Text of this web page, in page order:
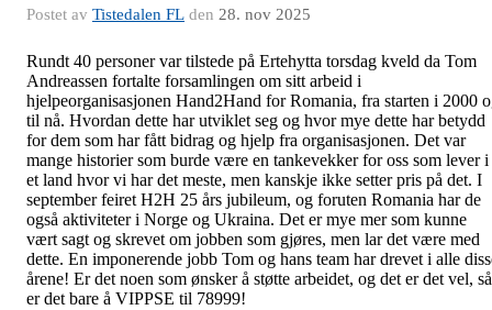
Postet av Tistedalen FL den 28. nov 2025
Rundt 40 personer var tilstede på Ertehytta torsdag kveld da Tom
Andreassen fortalte forsamlingen om sitt arbeid i
hjelpeorganisasjonen Hand2Hand for Romania, fra starten i 2000
til nå. Hvordan dette har utviklet seg og hvor mye dette har betydd
for dem som har fått bidrag og hjelp fra organisasjonen. Det var
mange historier som burde være en tankevekker for oss som lever i
et land hvor vi har det meste, men kanskje ikke setter pris på det. I
september feiret H2H 25 års jubileum, og foruten Romania har de
også aktiviteter i Norge og Ukraina. Det er mye mer som kunne
vært sagt og skrevet om jobben som gjøres, men lar det være med
dette. En imponerende jobb Tom og hans team har drevet i alle
årene! Er det noen som ønsker å støtte arbeidet, og det er det vel, så
er det bare å VIPPSE til 78999!